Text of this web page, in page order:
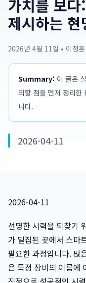
가치를 보
제시하는
2026년 4월 11일 • 이정훈
Summary: 이 글은
의할 점을 먼저 정리
니다.
2026-04-11
2026-04-11
선명한 시력을 되찾기
가 밀집된 곳에서 스마
필요한 과정입니다. 많
은 특정 장비의 이름에